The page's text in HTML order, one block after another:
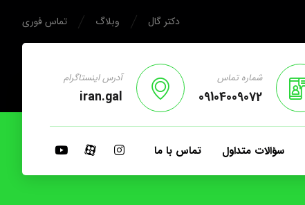
تماس فوری وبلاگ دکتر گال
آدرس اینستاگرام
iran.gal
شماره تماس
09104009072
سؤالات متداول تماس با ما